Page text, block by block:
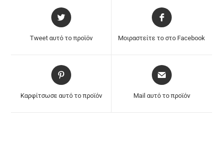
Tweet αυτό το προϊόν Μοιραστείτε το στο Facebook
Καρφίτσωσε αυτό το προϊόν Mail αυτό το προϊόν